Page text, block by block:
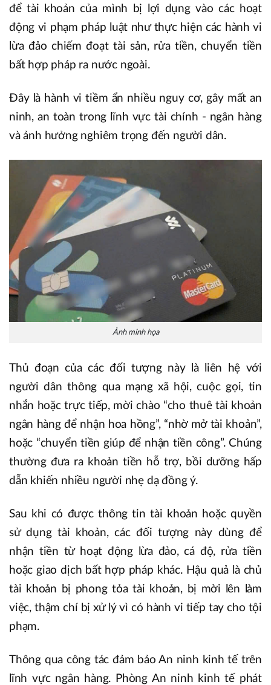
để tài khoản của mình bị lợi dụng vào các hoạt
động vi phạm pháp luật như thực hiện các hành vi
lừa đảo chiếm đoạt tài sản, rửa tiền, chuyển tiền
bất hợp pháp ra nước ngoài.
Đây là hành vi tiềm ẩn nhiều nguy cơ, gây mất an
ninh, an toàn trong lĩnh vực tài chính - ngân hàng
và ảnh hưởng nghiêm trọng đến người dân.
Ảnh minh họa
Thủ đoạn của các đối tượng này là liên hệ với
người dân thông qua mạng xã hội, cuộc gọi, tin
nhắn hoặc trực tiếp, mời chào “cho thuê tài khoản
ngân hàng để nhận hoa hồng”, “nhờ mở tài khoản”,
hoặc “chuyển tiền giúp để nhận tiền công”. Chúng
thường đưa ra khoản tiền hỗ trợ, bồi dưỡng hấp
dẫn khiến nhiều người nhẹ dạ đồng ý.
Sau khi có được thông tin tài khoản hoặc quyền
sử dụng tài khoản, các đối tượng này dùng để
nhận tiền từ hoạt động lừa đảo, cá độ, rửa tiền
hoặc giao dịch bất hợp pháp khác. Hậu quả là chủ
tài khoản bị phong tỏa tài khoản, bị mời lên làm
việc, thậm chí bị xử lý vì có hành vi tiếp tay cho tội
phạm.
Thông qua công tác đảm bảo An ninh kinh tế trên
lĩnh vực ngân hàng. Phòng An ninh kinh tế phát